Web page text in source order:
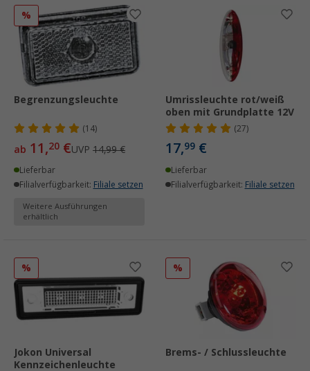
%
Begrenzungsleuchte
(14)
ab 11,20 €UVP 14,99 €
Lieferbar
Filialverfügbarkeit: Filiale setzen
Weitere Ausführungen
erhältlich
Umrissleuchte rot/weiß
oben mit Grundplatte 12V
(27)
17,99 €
Lieferbar
Filialverfügbarkeit: Filiale setzen
%
Jokon Universal
Kennzeichenleuchte
%
Brems- / Schlussleuchte